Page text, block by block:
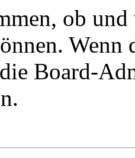
ob
Wenn
Board-